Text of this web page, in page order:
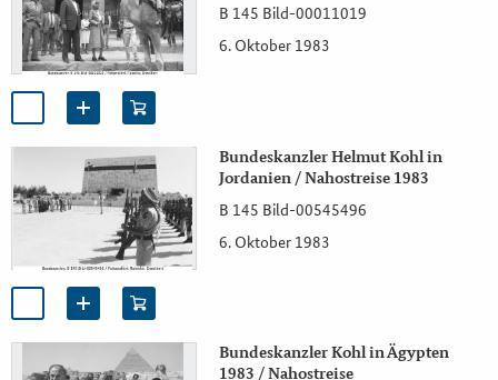
B 145 Bild-00011019
6. Oktober 1983
Bundeskanzler Helmut Kohl in
Jordanien / Nahostreise 1983
B 145 Bild-00545496
6. Oktober 1983
Bundeskanzler Kohl in Ägypten
1983 / Nahostreise